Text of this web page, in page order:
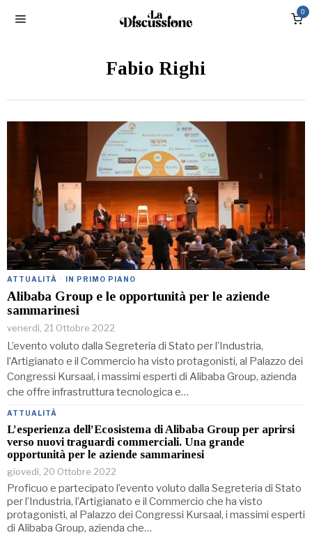
0
Fabio Righi
ATTUALITÀ · IN PRIMO PIANO
Alibaba Group e le opportunità per le aziende
sammarinesi
venerdì, 21 Ottobre 2022
L’evento voluto dalla Segreteria di Stato per l’Industria,
l’Artigianato e il Commercio ha visto protagonisti, al Palazzo dei
Congressi Kursaal, i massimi esperti di Alibaba Group, azienda
che offre infrastruttura tecnologica e…
ATTUALITÀ
L’esperienza dell’Ecosistema di Alibaba Group per aprirsi
verso nuovi traguardi commerciali. Una grande
opportunità per le aziende sammarinesi
giovedì, 20 Ottobre 2022
Proficuo e partecipato l’evento voluto dalla Segreteria di Stato
per l’Industria, l’Artigianato e il Commercio che ha visto
protagonisti, al Palazzo dei Congressi Kursaal, i massimi esperti
di Alibaba Group, azienda che…